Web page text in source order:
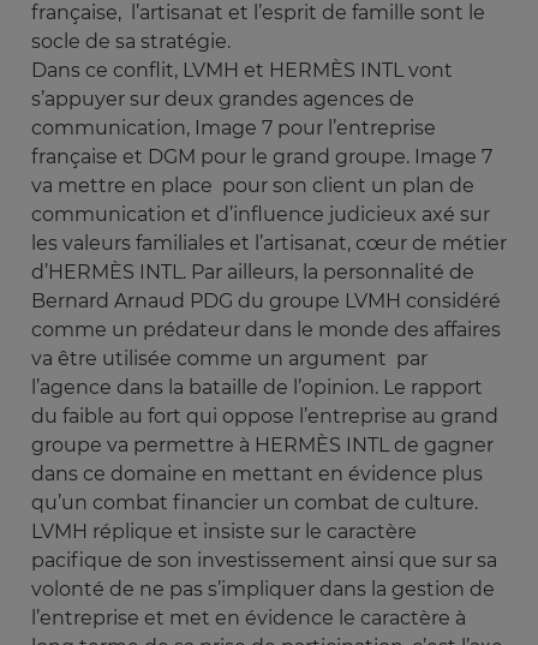
française, l’artisanat et l’esprit de famille sont le
socle de sa stratégie.
Dans ce conflit, LVMH et HERMÈS INTL vont
s’appuyer sur deux grandes agences de
communication, Image 7 pour l’entreprise
française et DGM pour le grand groupe. Image 7
va mettre en place pour son client un plan de
communication et d’influence judicieux axé sur
les valeurs familiales et l’artisanat, cœur de métier
d’HERMÈS INTL. Par ailleurs, la personnalité de
Bernard Arnaud PDG du groupe LVMH considéré
comme un prédateur dans le monde des affaires
va être utilisée comme un argument par
l’agence dans la bataille de l’opinion. Le rapport
du faible au fort qui oppose l’entreprise au grand
groupe va permettre à HERMÈS INTL de gagner
dans ce domaine en mettant en évidence plus
qu’un combat financier un combat de culture.
LVMH réplique et insiste sur le caractère
pacifique de son investissement ainsi que sur sa
volonté de ne pas s’impliquer dans la gestion de
l’entreprise et met en évidence le caractère à